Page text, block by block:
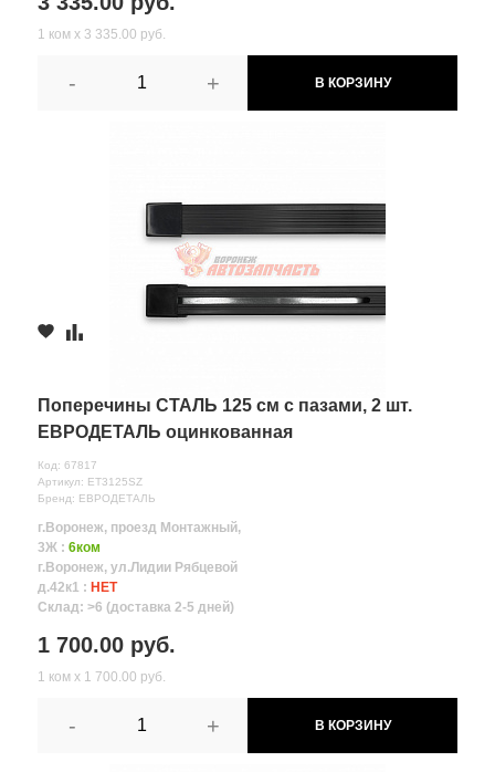
1 ком х 3 335.00 руб.
- + В КОРЗИНУ
Поперечины СТАЛЬ 125 см с пазами, 2 шт.
ЕВРОДЕТАЛЬ оцинкованная
Код: 67817
Артикул: ET3125SZ
Бренд: ЕВРОДЕТАЛЬ
г.Воронеж, проезд Монтажный,
3Ж : 6ком
г.Воронеж, ул.Лидии Рябцевой
д.42к1 : НЕТ
Склад: >6 (доставка 2-5 дней)
1 700.00 руб.
1 ком х 1 700.00 руб.
- + В КОРЗИНУ